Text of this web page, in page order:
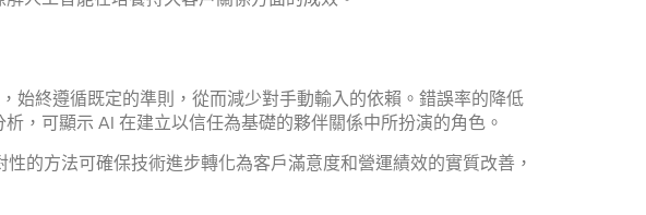
始終遵循既定的準則，從而減少對手動輸入的依賴。錯誤率的降低
，可顯示 AI 在建立以信任為基礎的夥伴關係中所扮演的角色。
的方法可確保技術進步轉化為客戶滿意度和營運績效的實質改善，